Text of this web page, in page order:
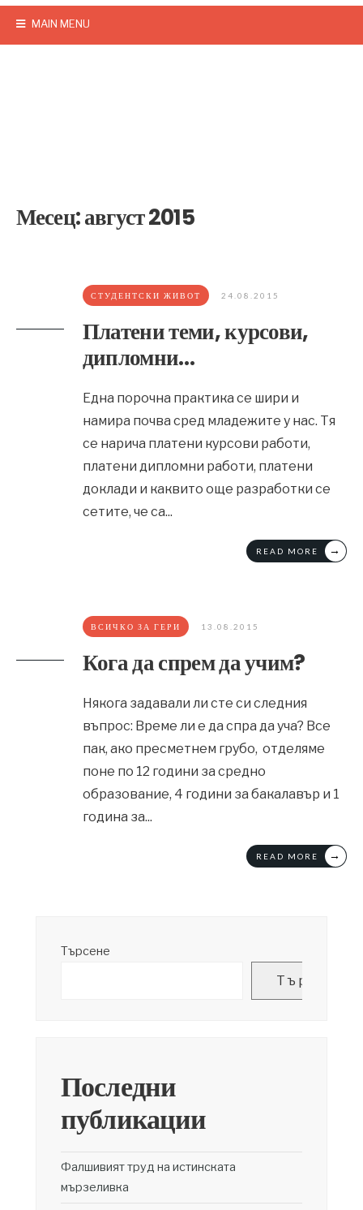
MAIN MENU
Месец:август 2015
СТУДЕНТСКИ ЖИВОТ 24.08.2015
Платени теми, курсови,
дипломни…
Една порочна практика се шири и
намира почва сред младежите у нас. Тя
се нарича платени курсови работи,
платени дипломни работи, платени
доклади и каквито още разработки се
сетите, че са...
READ MORE →
ВСИЧКО ЗА ГЕРИ 13.08.2015
Кога да спрем да учим?
Някога задавали ли сте си следния
въпрос: Време ли е да спра да уча? Все
пак, ако пресметнем грубо, отделяме
поне по 12 години за средно
образование, 4 години за бакалавър и 1
година за...
READ MORE →
Търсене
Търсене
Последни
публикации
Фалшивият труд на истинската
мързеливка